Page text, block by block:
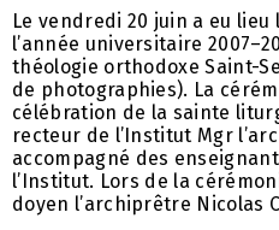
Le vendredi 20 juin a eu
l’année universitaire
théologie orthodoxe Saint-
de photographies). La
célébration de la sainte
recteur de l’Institut Mgr
accompagné des
l’Institut. Lors de la
doyen l’archiprêtre Nicolas